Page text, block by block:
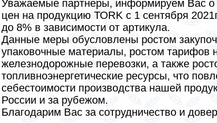
Уважаемые партнеры, информируем Вас
цен на продукцию ТОRK с 1 сентября
до 8% в зависимости от артикула.
Данные меры обусловлены ростом
упаковочные материалы, ростом тарифов
железнодорожные перевозки, а также
топливноэнергетические ресурсы, что
себестоимости производства нашей
России и за рубежом.
Благодарим Вас за сотрудничество и